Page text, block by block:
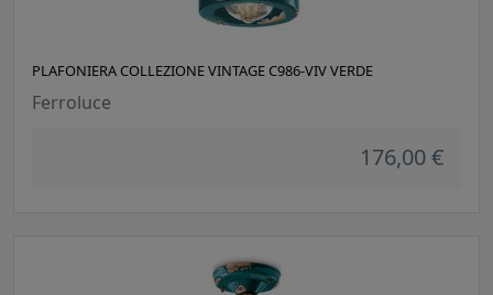
PLAFONIERA COLLEZIONE VINTAGE C986-VIV VERDE
Ferroluce
176,00 €